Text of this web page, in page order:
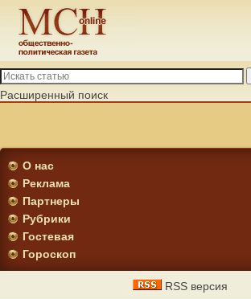
Расширенный поиск
О нас
Реклама
Партнеры
Рубрики
Гостевая
Гороскоп
RSS версия